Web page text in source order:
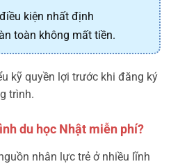
kiện nhất định
toàn không mất tiền.
kỹ quyền lợi trước khi đăng ký
trình.
du học Nhật miễn phí?
nhân lực trẻ ở nhiều lĩnh